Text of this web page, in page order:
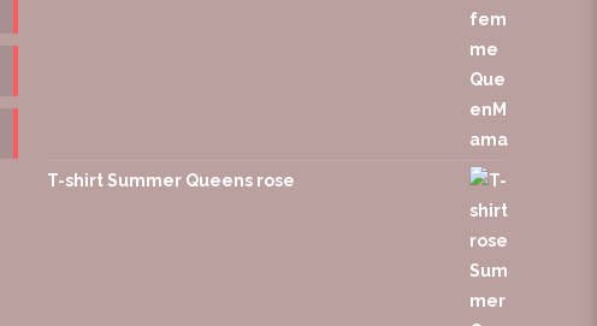
T-shirt Summer Queens rose